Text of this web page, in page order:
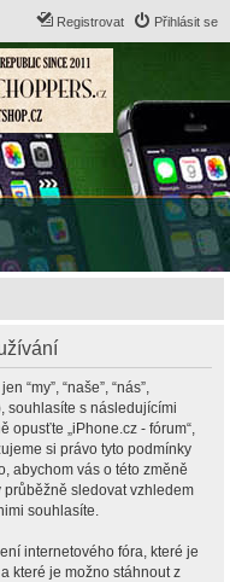
Přihlásit se
Registrovat
“my”, “naše”, “nás”,
souhlasíte s následujícími
opusťte „iPhone.cz - fórum“,
si právo tyto podmínky
abychom vás o této změně
sledovat vzhledem
souhlasíte.
internetového fóra, které je
a které je možno stáhnout z